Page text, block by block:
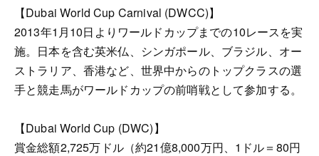
【Dubai World Cup Carnival (DWCC)】
2013年1月10日よりワールドカップまでの10レースを実
施。日本を含む英米仏、シンガポール、ブラジル、オー
ストラリア、香港など、世界中からのトップクラスの選
手と競走馬がワールドカップの前哨戦として参加する。
【Dubai World Cup (DWC)】
賞金総額2,725万ドル（約21億8,000万円、1ドル＝80円